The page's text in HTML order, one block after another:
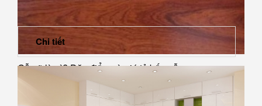
Gỗ gõ là gì? Đặc điểm và giá tủ bếp gỗ...
Chi tiết